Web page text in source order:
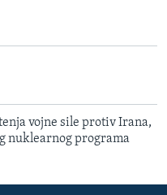
vojne sile protiv Irana,
nuklearnog programa